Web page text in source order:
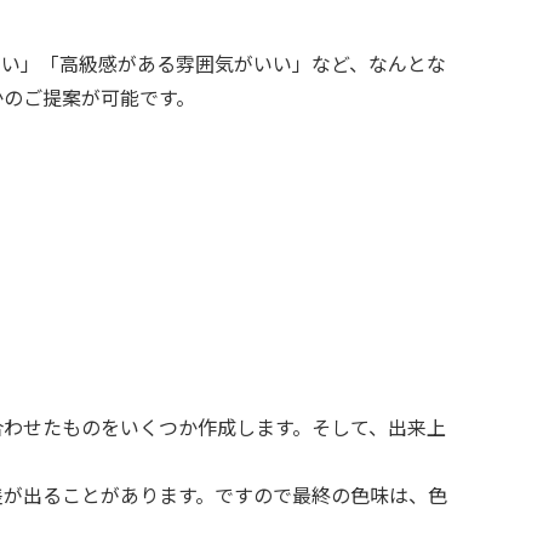
」「高級感がある雰囲気がいい」など、なんとな
ご提案が可能です。
せたものをいくつか作成します。そして、出来上
出ることがあります。ですので最終の色味は、色